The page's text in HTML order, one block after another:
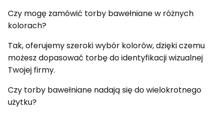
Czy mogę zamówić torby bawełniane w różnych
kolorach?
Tak, oferujemy szeroki wybór kolorów, dzięki czemu
możesz dopasować torbę do identyfikacji wizualnej
Twojej firmy.
Czy torby bawełniane nadają się do wielokrotnego
użytku?